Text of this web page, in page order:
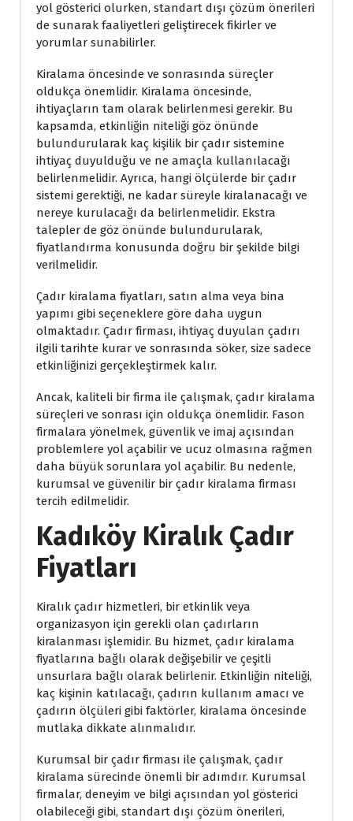
yol gösterici olurken, standart dışı çözüm önerileri
de sunarak faaliyetleri geliştirecek fikirler ve
yorumlar sunabilirler.
Kiralama öncesinde ve sonrasında süreçler
oldukça önemlidir. Kiralama öncesinde,
ihtiyaçların tam olarak belirlenmesi gerekir. Bu
kapsamda, etkinliğin niteliği göz önünde
bulundurularak kaç kişilik bir çadır sistemine
ihtiyaç duyulduğu ve ne amaçla kullanılacağı
belirlenmelidir. Ayrıca, hangi ölçülerde bir çadır
sistemi gerektiği, ne kadar süreyle kiralanacağı ve
nereye kurulacağı da belirlenmelidir. Ekstra
talepler de göz önünde bulundurularak,
fiyatlandırma konusunda doğru bir şekilde bilgi
verilmelidir.
Çadır kiralama fiyatları, satın alma veya bina
yapımı gibi seçeneklere göre daha uygun
olmaktadır. Çadır firması, ihtiyaç duyulan çadırı
ilgili tarihte kurar ve sonrasında söker, size sadece
etkinliğinizi gerçekleştirmek kalır.
Ancak, kaliteli bir firma ile çalışmak, çadır kiralama
süreçleri ve sonrası için oldukça önemlidir. Fason
firmalara yönelmek, güvenlik ve imaj açısından
problemlere yol açabilir ve ucuz olmasına rağmen
daha büyük sorunlara yol açabilir. Bu nedenle,
kurumsal ve güvenilir bir çadır kiralama firması
tercih edilmelidir.
Kadıköy Kiralık Çadır
Fiyatları
Kiralık çadır hizmetleri, bir etkinlik veya
organizasyon için gerekli olan çadırların
kiralanması işlemidir. Bu hizmet, çadır kiralama
fiyatlarına bağlı olarak değişebilir ve çeşitli
unsurlara bağlı olarak belirlenir. Etkinliğin niteliği,
kaç kişinin katılacağı, çadırın kullanım amacı ve
çadırın ölçüleri gibi faktörler, kiralama öncesinde
mutlaka dikkate alınmalıdır.
Kurumsal bir çadır firması ile çalışmak, çadır
kiralama sürecinde önemli bir adımdır. Kurumsal
firmalar, deneyim ve bilgi açısından yol gösterici
olabileceği gibi, standart dışı çözüm önerileri,